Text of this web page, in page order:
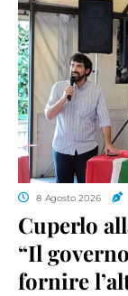
8 Agosto 2026
Cuperlo
“Il
fornire